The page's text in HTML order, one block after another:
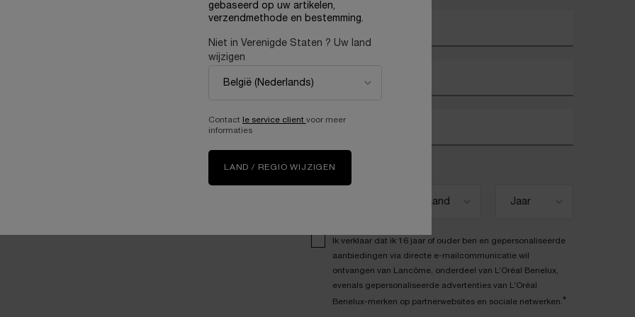
Voornaam
Geboortedatum
Ik verklaar dat ik 16 jaar of ouder ben en gepersonaliseerde
aanbiedingen via directe e-mailcommunicatie wil
ontvangen van Lancôme, onderdeel van L’Oréal Benelux,
evenals gepersonaliseerde advertenties van L’Oréal
Benelux-merken op partnerwebsites en sociale netwerken.*
gebaseerd op uw artikelen,
verzendmethode en bestemming.
Niet in Verenigde Staten ? Uw land
wijzigen
Contact le service client voor meer
informaties
LAND / REGIO WIJZIGEN